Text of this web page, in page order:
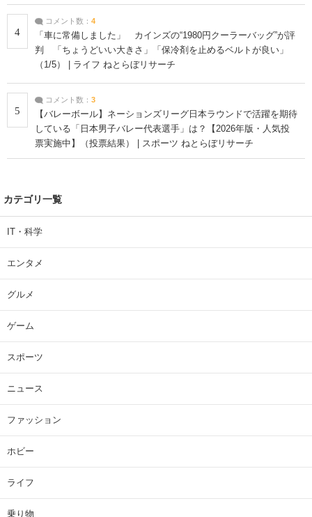
4
コメント数： 4
「車に常備しました」 カインズの“1980円クーラーバッグ”が評
判 「ちょうどいい大きさ」「保冷剤を止めるベルトが良い」
（1/5） | ライフ ねとらぼリサーチ
5
コメント数： 3
【バレーボール】ネーションズリーグ日本ラウンドで活躍を期待
している「日本男子バレー代表選手」は？【2026年版・人気投
票実施中】（投票結果） | スポーツ ねとらぼリサーチ
カテゴリ一覧
IT・科学
エンタメ
グルメ
ゲーム
スポーツ
ニュース
ファッション
ホビー
ライフ
乗り物